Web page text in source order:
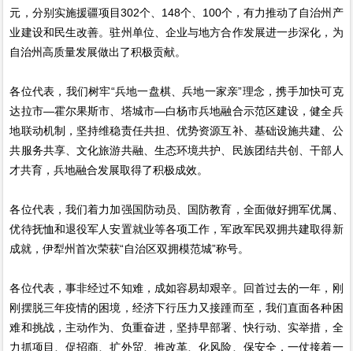
元，分别实施援疆项目302个、148个、100个，有力推动了自治州产
业建设和民生改善。驻州单位、企业与地方合作发展进一步深化，为
自治州高质量发展做出了积极贡献。
各位代表，我们树牢“兵地一盘棋、兵地一家亲”理念，携手加快可克
达拉市—霍尔果斯市、塔城市—白杨市兵地融合示范区建设，健全兵
地联动机制，坚持维稳责任共担、优势资源互补、基础设施共建、公
共服务共享、文化旅游共融、生态环境共护、民族团结共创、干部人
才共育，兵地融合发展取得了积极成效。
各位代表，我们着力加强国防动员、国防教育，全面做好拥军优属、
优待抚恤和退役军人安置就业等各项工作，军政军民双拥共建取得新
成就，伊犁州首次荣获“自治区双拥模范城”称号。
各位代表，事非经过不知难，成如容易却艰辛。回首过去的一年，刚
刚摆脱三年疫情的困境，经济下行压力又接踵而至，我们直面各种困
难和挑战，主动作为、负重奋进，坚持早部署、快行动、实举措，全
力抓项目、促招商、扩外贸、推改革、化风险、保安全，一仗接着一